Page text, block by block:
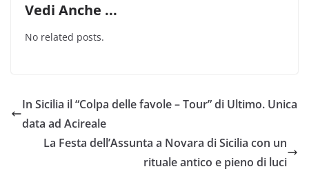
Vedi Anche ...
No related posts.
In Sicilia il “Colpa delle favole – Tour” di Ultimo. Unica
data ad Acireale
La Festa dell’Assunta a Novara di Sicilia con un
rituale antico e pieno di luci